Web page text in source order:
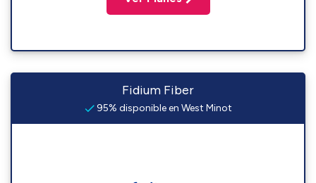
Fidium Fiber
95% disponible en West Minot